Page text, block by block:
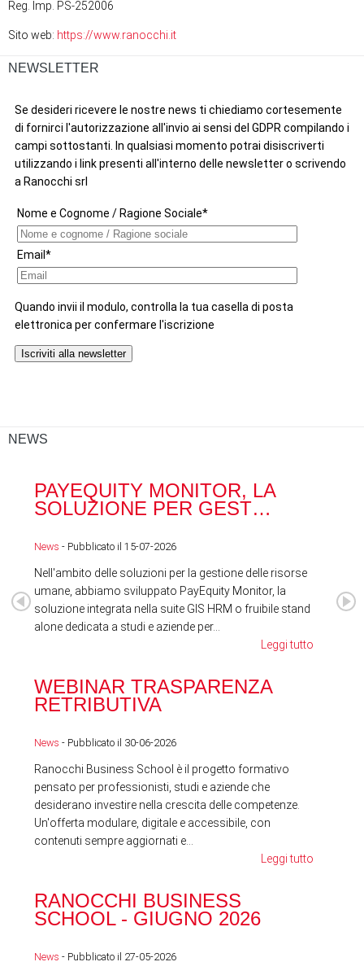
Reg. Imp. PS-252006
Sito web: https://www.ranocchi.it
NEWSLETTER
NEWS
PAYEQUITY MONITOR, LA
SOLUZIONE PER GEST…
News - Pubblicato il 15-07-2026
Nell'ambito delle soluzioni per la gestione delle risorse
umane, abbiamo sviluppato PayEquity Monitor, la
soluzione integrata nella suite GIS HRM o fruibile stand
alone dedicata a studi e aziende per...
Leggi tutto
WEBINAR TRASPARENZA
RETRIBUTIVA
News - Pubblicato il 30-06-2026
Ranocchi Business School è il progetto formativo
pensato per professionisti, studi e aziende che
desiderano investire nella crescita delle competenze.
Un'offerta modulare, digitale e accessibile, con
contenuti sempre aggiornati e...
Leggi tutto
RANOCCHI BUSINESS
SCHOOL - GIUGNO 2026
News - Pubblicato il 27-05-2026